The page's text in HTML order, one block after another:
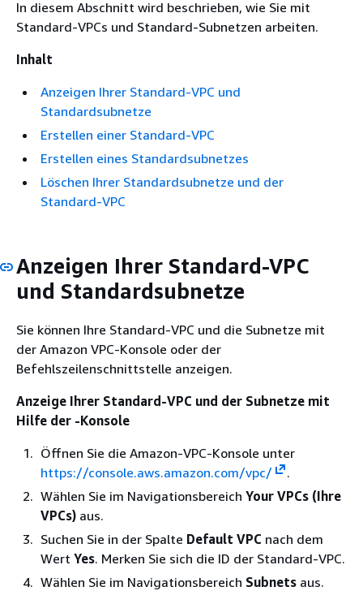
In diesem Abschnitt wird beschrieben, wie Sie mit
Standard-VPCs und Standard-Subnetzen arbeiten.
Inhalt
Anzeigen Ihrer Standard-VPC und
Standardsubnetze
Erstellen einer Standard-VPC
Erstellen eines Standardsubnetzes
Löschen Ihrer Standardsubnetze und der
Standard-VPC
Anzeigen Ihrer Standard-VPC
und Standardsubnetze
Sie können Ihre Standard-VPC und die Subnetze mit
der Amazon VPC-Konsole oder der
Befehlszeilenschnittstelle anzeigen.
Anzeige Ihrer Standard-VPC und der Subnetze mit
Hilfe der -Konsole
Öffnen Sie die Amazon-VPC-Konsole unter
https://console.aws.amazon.com/vpc/
.
Wählen Sie im Navigationsbereich Your VPCs (Ihre
VPCs) aus.
Suchen Sie in der Spalte Default VPC nach dem
Wert Yes. Merken Sie sich die ID der Standard-VPC.
Wählen Sie im Navigationsbereich Subnets aus.